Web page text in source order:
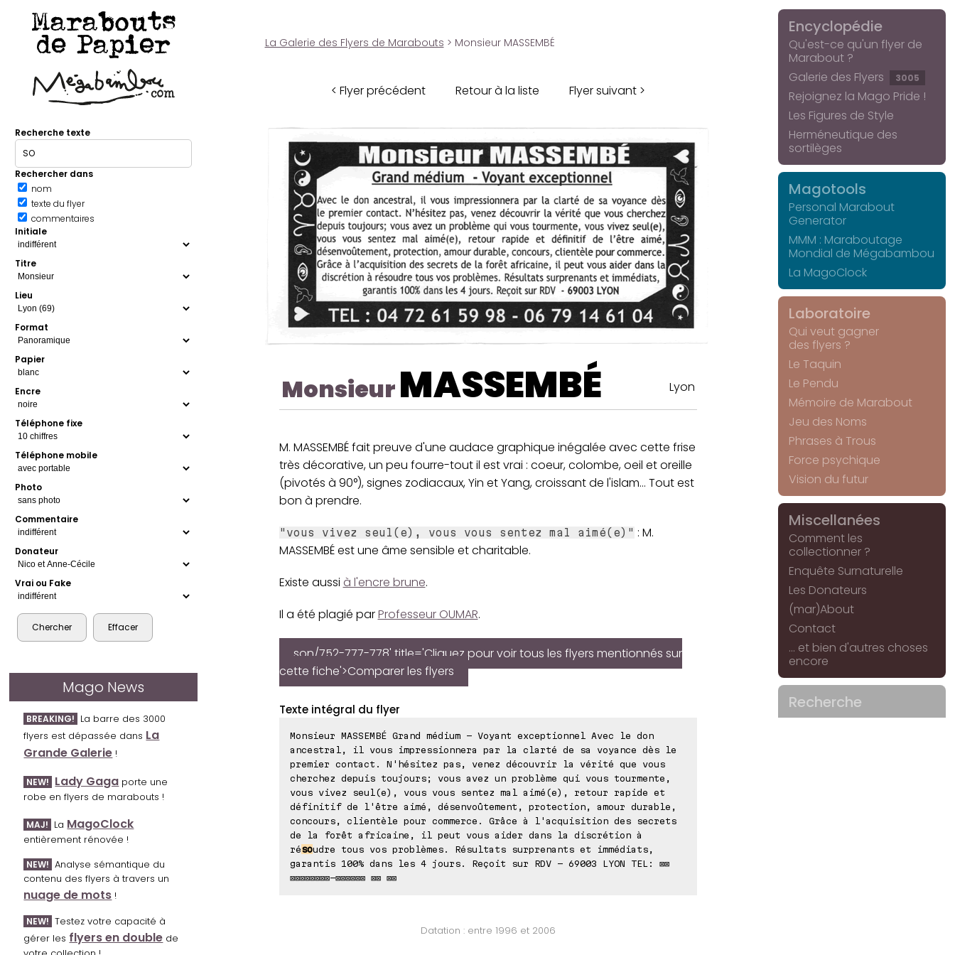
Marabouts
de Papier
Recherche texte
Rechercher dans
nom
texte du flyer
commentaires
Initiale
Titre
Lieu
Format
Papier
Encre
Téléphone fixe
Téléphone mobile
Photo
Commentaire
Donateur
Vrai ou Fake
Mago News
BREAKING! La barre des 3000
flyers est dépassée dans La
Grande Galerie !
NEW! Lady Gaga porte une
robe en flyers de marabouts !
MAJ! La MagoClock
entièrement rénovée !
NEW! Analyse sémantique du
contenu des flyers à travers un
nuage de mots !
NEW! Testez votre capacité à
gérer les flyers en double de
La Galerie des Flyers de Marabouts > Monsieur MASSEMBÉ
< Flyer précédent Retour à la liste Flyer suivant >
MonsieurMASSEMBÉ Lyon
M. MASSEMBÉ fait preuve d'une audace graphique inégalée avec cette frise
très décorative, un peu fourre-tout il est vrai : coeur, colombe, oeil et oreille
(pivotés à 90°), signes zodiacaux, Yin et Yang, croissant de l'islam... Tout est
bon à prendre.
"vous vivez seul(e), vous vous sentez mal aimé(e)" : M.
MASSEMBÉ est une âme sensible et charitable.
Existe aussi à l'encre brune.
Il a été plagié parProfesseur OUMAR.
son/752-777-778' title='Cliquez pour voir tous les flyers mentionnés sur
cette fiche'>Comparer les flyers
Texte intégral du flyer
Monsieur MASSEMBÉ Grand médium - Voyant exceptionnel Avec le don
ancestral, il vous impressionnera par la clarté de sa voyance dès le
premier contact. N'hésitez pas, venez découvrir la vérité que vous
cherchez depuis toujours; vous avez un problème qui vous tourmente,
vous vivez seul(e), vous vous sentez mal aimé(e), retour rapide et
définitif de l'être aimé, désenvoûtement, protection, amour durable,
concours, clientèle pour commerce. Grâce à l'acquisition des secrets
de la forêt africaine, il peut vous aider dans la discrétion à
résoudre tous vos problèmes. Résultats surprenants et immédiats,
garantis 100% dans les 4 jours. Reçoit sur RDV - 69003 LYON TEL: ⊠⊠
⊠⊠⊠⊠⊠⊠⊠⊠-⊠⊠⊠⊠⊠⊠ ⊠⊠ ⊠⊠
Datation : entre 1996 et 2006
Encyclopédie
Qu'est-ce qu'un flyer de
Marabout ?
Galerie des Flyers
3005
Rejoignez la Mago Pride !
Les Figures de Style
Herméneutique des
sortilèges
Magotools
Personal Marabout
Generator
MMM : Maraboutage
Mondial de Mégabambou
La MagoClock
Laboratoire
Qui veut gagner
des flyers ?
Le Taquin
Le Pendu
Mémoire de Marabout
Jeu des Noms
Phrases à Trous
Force psychique
Vision du futur
Miscellanées
Comment les
collectionner ?
Enquête Surnaturelle
Les Donateurs
(mar)About
Contact
... et bien d'autres choses
encore
Recherche